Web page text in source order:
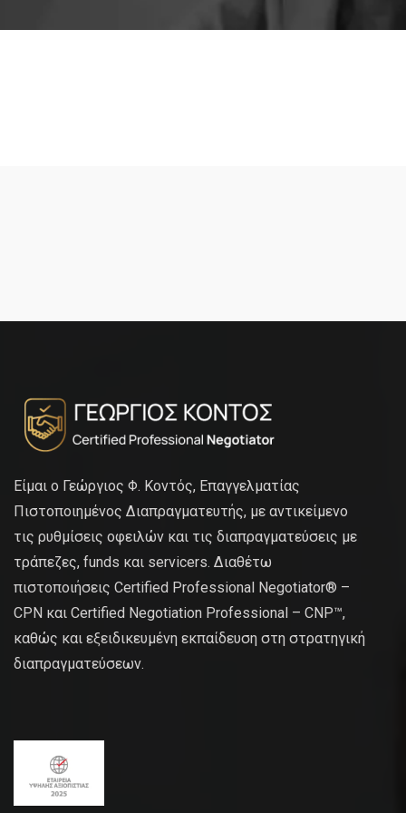
Είμαι ο Γεώργιος Φ. Κοντός, Επαγγελματίας
Πιστοποιημένος Διαπραγματευτής, με αντικείμενο
τις ρυθμίσεις οφειλών και τις διαπραγματεύσεις με
τράπεζες, funds και servicers. Διαθέτω
πιστοποιήσεις Certified Professional Negotiator® –
CPN και Certified Negotiation Professional – CNP™,
καθώς και εξειδικευμένη εκπαίδευση στη στρατηγική
διαπραγματεύσεων.